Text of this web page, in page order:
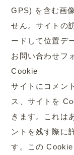
GPS) を含む画
せん。サイトの
ードして位置デ
お問い合わせフ
Cookie
サイトにコメン
ス、サイトを
きます。これは
ントを残す際に
す。この Cookie